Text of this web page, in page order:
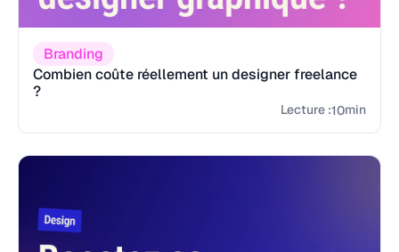
Branding
Combien coûte réellement un designer freelance
?
Lecture :10min